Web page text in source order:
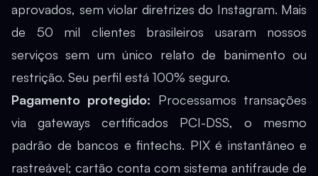
aprovados, sem violar diretrizes do Instagram. Mais
de 50 mil clientes brasileiros usaram nossos
serviços sem um único relato de banimento ou
restrição. Seu perfil está 100% seguro.
Pagamento protegido: Processamos transações
via gateways certificados PCI-DSS, o mesmo
padrão de bancos e fintechs. PIX é instantâneo e
rastreável; cartão conta com sistema antifraude de